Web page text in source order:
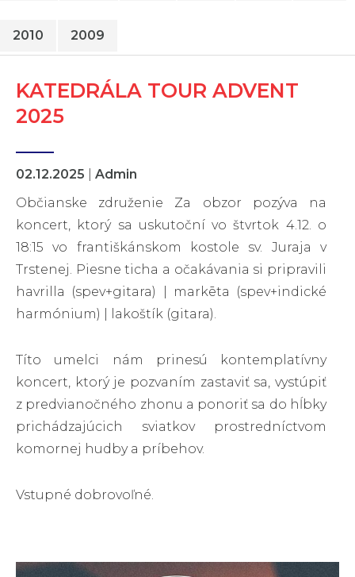
2010 2009
KATEDRÁLA TOUR ADVENT
2025
02.12.2025
Admin
Občianske združenie Za obzor pozýva na
koncert, ktorý sa uskutoční vo štvrtok 4.12. o
18:15 vo františkánskom kostole sv. Juraja v
Trstenej. Piesne ticha a očakávania si pripravili
havrilla (spev+gitara) | markēta (spev+indické
harmónium) | lakoštík (gitara).
Títo umelci nám prinesú kontemplatívny
koncert, ktorý je pozvaním zastaviť sa, vystúpiť
z predvianočného zhonu a ponoriť sa do hĺbky
prichádzajúcich sviatkov prostredníctvom
komornej hudby a príbehov.
Vstupné dobrovoľné.